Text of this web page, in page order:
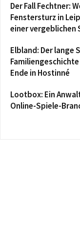
Der Fall Fechtner:
Fenstersturz in
einer vergeblichen
Elbland: Der lange
Ende in Hostinné
Lootbox: Ein
Online-Spiele-